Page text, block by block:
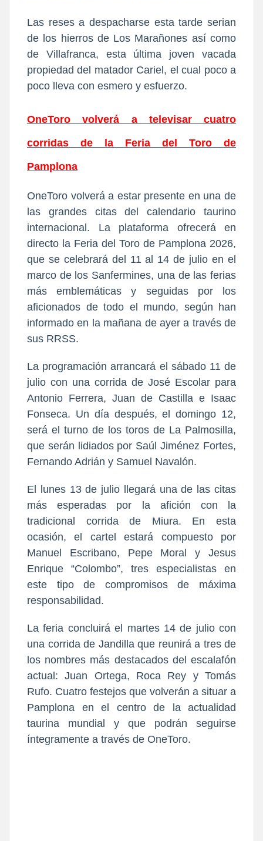
Las reses a despacharse esta tarde serian
de los hierros de Los Marañones así como
de Villafranca, esta última joven vacada
propiedad del matador Cariel, el cual poco a
poco lleva con esmero y esfuerzo.
OneToro volverá a televisar cuatro
corridas de la Feria del Toro de
Pamplona
OneToro volverá a estar presente en una de
las grandes citas del calendario taurino
internacional. La plataforma ofrecerá en
directo la Feria del Toro de Pamplona 2026,
que se celebrará del 11 al 14 de julio en el
marco de los Sanfermines, una de las ferias
más emblemáticas y seguidas por los
aficionados de todo el mundo, según han
informado en la mañana de ayer a través de
sus RRSS.
La programación arrancará el sábado 11 de
julio con una corrida de José Escolar para
Antonio Ferrera, Juan de Castilla e Isaac
Fonseca. Un día después, el domingo 12,
será el turno de los toros de La Palmosilla,
que serán lidiados por Saúl Jiménez Fortes,
Fernando Adrián y Samuel Navalón.
El lunes 13 de julio llegará una de las citas
más esperadas por la afición con la
tradicional corrida de Miura. En esta
ocasión, el cartel estará compuesto por
Manuel Escribano, Pepe Moral y Jesus
Enrique “Colombo”, tres especialistas en
este tipo de compromisos de máxima
responsabilidad.
La feria concluirá el martes 14 de julio con
una corrida de Jandilla que reunirá a tres de
los nombres más destacados del escalafón
actual: Juan Ortega, Roca Rey y Tomás
Rufo. Cuatro festejos que volverán a situar a
Pamplona en el centro de la actualidad
taurina mundial y que podrán seguirse
íntegramente a través de OneToro.